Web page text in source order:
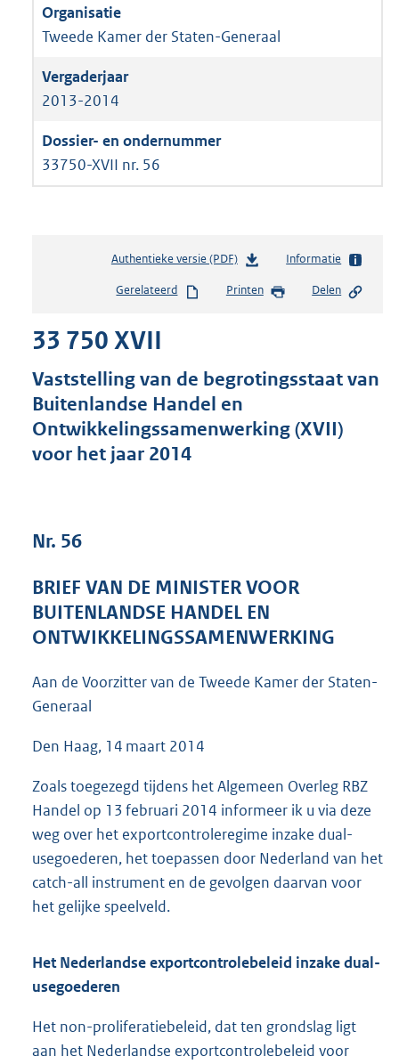
Tweede Kamer der Staten-Generaal
2013-2014
33750-XVII nr. 56
Authentieke versie (PDF)b
s
s
g
r
K
b
Informatie
Gerelateerd Printen Delen
33 750 XVII
Vaststelling van de begrotingsstaat van
Buitenlandse Handel en
Ontwikkelingssamenwerking (XVII)
voor het jaar 2014
Nr. 56
BRIEF VAN DE MINISTER VOOR
BUITENLANDSE HANDEL EN
ONTWIKKELINGSSAMENWERKING
Aan de Voorzitter van de Tweede Kamer der Staten-
Generaal
Den Haag, 14 maart 2014
Zoals toegezegd tijdens het Algemeen Overleg RBZ
Handel op 13 februari 2014 informeer ik u via deze
weg over het exportcontroleregime inzake dual-
usegoederen, het toepassen door Nederland van het
catch-all instrument en de gevolgen daarvan voor
het gelijke speelveld.
Het Nederlandse exportcontrolebeleid inzake dual-
usegoederen
Het non-proliferatiebeleid, dat ten grondslag ligt
aan het Nederlandse exportcontrolebeleid voor